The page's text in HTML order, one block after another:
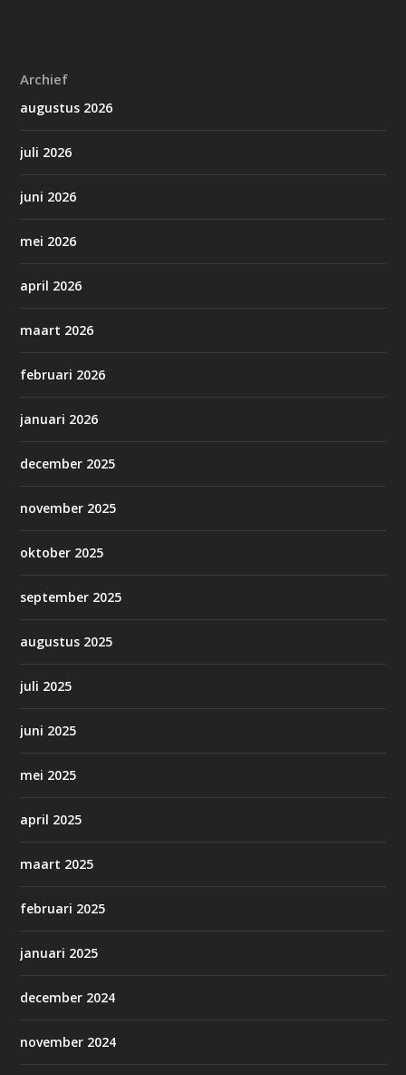
Archief
augustus 2026
juli 2026
juni 2026
mei 2026
april 2026
maart 2026
februari 2026
januari 2026
december 2025
november 2025
oktober 2025
september 2025
augustus 2025
juli 2025
juni 2025
mei 2025
april 2025
maart 2025
februari 2025
januari 2025
december 2024
november 2024